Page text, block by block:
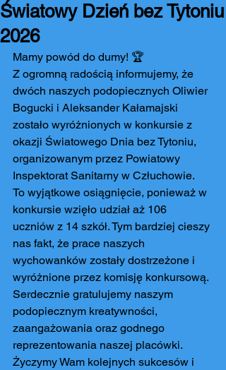
Światowy Dzień bez Tytoniu
2026
Mamy powód do dumy! 🏆
Z ogromną radością informujemy, że
dwóch naszych podopiecznych Oliwier
Bogucki i Aleksander Kałamajski
zostało wyróżnionych w konkursie z
okazji Światowego Dnia bez Tytoniu,
organizowanym przez Powiatowy
Inspektorat Sanitarny w Człuchowie.
To wyjątkowe osiągnięcie, ponieważ w
konkursie wzięło udział aż 106
uczniów z 14 szkół. Tym bardziej cieszy
nas fakt, że prace naszych
wychowanków zostały dostrzeżone i
wyróżnione przez komisję konkursową.
Serdecznie gratulujemy naszym
podopiecznym kreatywności,
zaangażowania oraz godnego
reprezentowania naszej placówki.
Życzymy Wam kolejnych sukcesów i